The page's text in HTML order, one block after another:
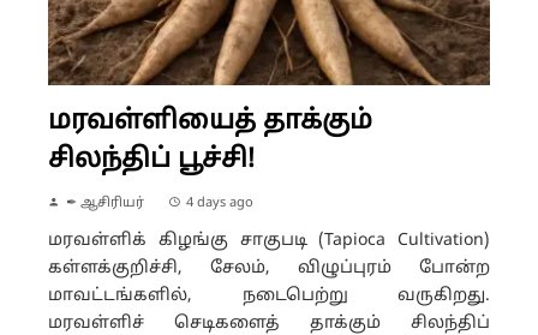
மரவள்ளியைத் தாக்கும்
சிலந்திப் பூச்சி!
✒ ஆசிரியர் 4 days ago
மரவள்ளிக் கிழங்கு சாகுபடி (Tapioca Cultivation)
கள்ளக்குறிச்சி, சேலம், விழுப்புரம் போன்ற
மாவட்டங்களில், நடைபெற்று வருகிறது.
மரவள்ளிச் செடிகளைத் தாக்கும் சிலந்திப்